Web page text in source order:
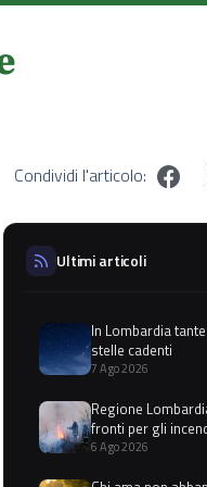
Condividi l'articolo:
Ultimi articoli
In Lombardia
stelle cadenti
7 Ago 2026
Regione
fronti per gli
6 Ago 2026